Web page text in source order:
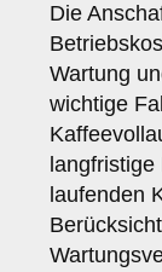
Die
Wartung
wichtige
laufenden